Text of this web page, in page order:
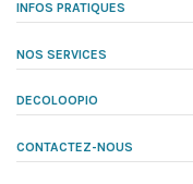
INFOS PRATIQUES
NOS SERVICES
DECOLOOPIO
CONTACTEZ-NOUS